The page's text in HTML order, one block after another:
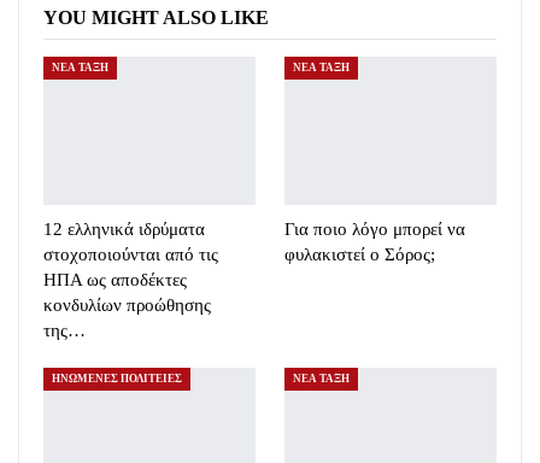
YOU MIGHT ALSO LIKE
ΝΕΑ ΤΑΞΗ
12 ελληνικά ιδρύματα
στοχοποιούνται από τις
ΗΠΑ ως αποδέκτες
κονδυλίων προώθησης
της…
ΝΕΑ ΤΑΞΗ
Για ποιο λόγο μπορεί να
φυλακιστεί ο Σόρος;
ΗΝΩΜΕΝΕΣ ΠΟΛΙΤΕΙΕΣ ΝΕΑ ΤΑΞΗ